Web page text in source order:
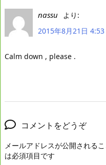
nassu より:
2015年8月21日 4:53
Calm down , please .
コメントをどうぞ
メールアドレスが公開されるこ
は必須項目です